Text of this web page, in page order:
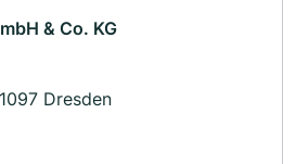
& Co. KG
Dresden